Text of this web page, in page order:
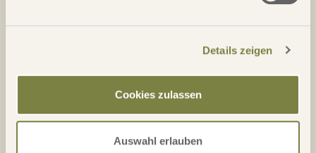
Details zeigen
Cookies zulassen
Auswahl erlauben
3. Kontaktaufnahme